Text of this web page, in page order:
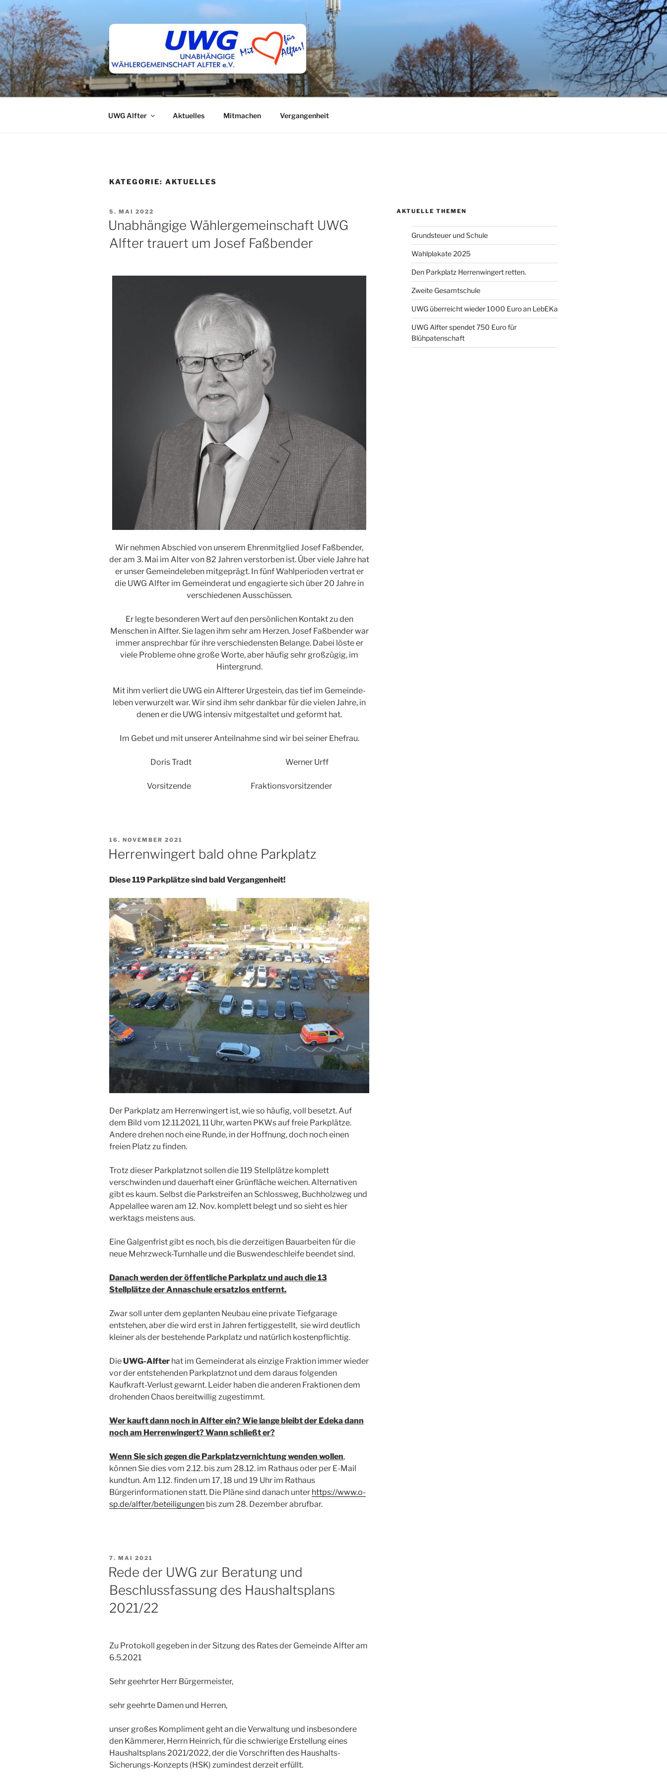
Zum
Inhalt
springen
UWG Alfter Aktuelles Mitmachen Vergangenheit
KATEGORIE: AKTUELLES
VERÖFFENTLICHT
AM
5. MAI 2022
Unabhängige Wählergemeinschaft UWG
Alfter trauert um Josef Faßbender
Wir nehmen Abschied von unserem Ehrenmitglied Josef Faßbender,
der am 3. Mai im Alter von 82 Jahren verstorben ist. Über viele Jahre hat
er unser Gemeindeleben mitgeprägt. In fünf Wahl­perioden vertrat er
die UWG Alfter im Gemeinderat und engagierte sich über 20 Jahre in
verschiedenen Ausschüssen.
Er legte besonderen Wert auf den persönlichen Kontakt zu den
Menschen in Alfter. Sie lagen ihm sehr am Herzen. Josef Faßbender war
immer ansprechbar für ihre verschiedensten Belange. Dabei löste er
viele Probleme ohne große Worte, aber häufig sehr großzügig, im
Hintergrund.
Mit ihm verliert die UWG ein Alfterer Urgestein, das tief im Gemeinde-
leben verwurzelt war. Wir sind ihm sehr dankbar für die vielen Jahre, in
denen er die UWG intensiv mitgestaltet und geformt hat.
Im Gebet und mit unserer Anteilnahme sind wir bei seiner Ehefrau.
Doris Tradt Werner Urff
Vorsitzende Fraktionsvorsitzender
VERÖFFENTLICHT
16. NOVEMBER 2021
Herrenwingert bald ohne Parkplatz
Diese 119 Parkplätze sind bald Vergangenheit!
Der Parkplatz am Herrenwingert ist, wie so häufig, voll besetzt. Auf
dem Bild vom 12.11.2021, 11 Uhr, warten PKWs auf freie Parkplätze.
Andere drehen noch eine Runde, in der Hoffnung, doch noch einen
freien Platz zu finden.
Trotz dieser Parkplatznot sollen die 119 Stellplätze komplett
verschwinden und dauerhaft einer Grünfläche weichen. Alternativen
gibt es kaum. Selbst die Parkstreifen an Schlossweg, Buchholzweg und
Appelallee waren am 12. Nov. komplett belegt und so sieht es hier
werktags meistens aus.
Eine Galgenfrist gibt es noch, bis die derzeitigen Bauarbeiten für die
neue Mehrzweck-Turnhalle und die Buswende­schleife beendet sind.
Danach werden der öffentliche Parkplatz und auch die 13
Stellplätze der Annaschule ersatzlos entfernt.
Zwar soll unter dem geplanten Neubau eine private Tiefgarage
entstehen, aber die wird erst in Jahren fertiggestellt, sie wird deutlich
kleiner als der bestehende Parkplatz und natürlich kostenpflichtig.
DieUWG-Alfter hat im Gemeinderat als einzige Fraktion immer wieder
vor der entstehenden Parkplatznot und dem daraus folgenden
Kaufkraft-Verlust gewarnt. Leider haben die anderen Fraktionen dem
drohenden Chaos bereitwillig zugestimmt.
Wer kauft dann noch in Alfter ein? Wie lange bleibt der Edeka dann
noch am Herrenwingert? Wann schließt er?
Wenn Sie sich gegen die Parkplatzvernichtung wenden wollen,
können Sie dies vom 2.12. bis zum 28.12. im Rathaus oder per E-Mail
kundtun. Am 1.12. finden um 17, 18 und 19 Uhr im Rathaus
Bürgerinformationen statt. Die Pläne sind danach unter https://www.o-
sp.de/alfter/beteiligungen bis zum 28. Dezember abrufbar.
VERÖFFENTLICHT
AM
7. MAI 2021
Rede der UWG zur Beratung und
Beschlussfassung des Haushaltsplans
2021/22
Zu Protokoll gegeben in der Sitzung des Rates der Gemeinde Alfter am
6.5.2021
Sehr geehrter Herr Bürgermeister,
sehr geehrte Damen und Herren,
unser großes Kompliment geht an die Verwaltung und insbesondere
den Kämmerer, Herrn Heinrich, für die schwierige Erstellung eines
Haushaltsplans 2021/2022, der die Vorschriften des Haushalts-
Sicherungs-Konzepts (HSK) zumindest derzeit erfüllt.
AKTUELLE THEMEN
Grundsteuer und Schule
Wahlplakate 2025
Den Parkplatz Herrenwingert retten.
Zweite Gesamtschule
UWG überreicht wieder 1000 Euro an LebEKa
UWG Alfter spendet 750 Euro für
Blühpatenschaft